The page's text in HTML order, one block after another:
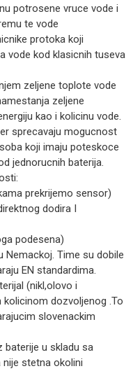
potrosene vruce vode i
te vode
protoka koji
vode kod klasicnih tuseva
zeljene toplote vode
zeljene
kao i kolicinu vode.
sprecavaju mogucnost
koji imaju poteskoce
jednorucnih baterija.
prekrijemo sensor)
dodira I
podesena)
Nemackoj. Time su dobile
EN standardima.
(nikl,olovo i
dozvoljenog .To
slovenackim
baterije u skladu sa
stetna okolini